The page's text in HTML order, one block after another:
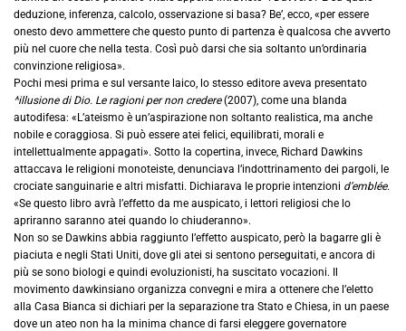
deduzione, inferenza, calcolo, osservazione si basa? Be’, ecco, «per essere
onesto devo ammettere che questo punto di partenza è qualcosa che avverto
più nel cuore che nella testa. Così può darsi che sia soltanto un’ordinaria
convinzione religiosa».
Pochi mesi prima e sul versante laico, lo stesso editore aveva presentato
^illusione di Dio. Le ragioni per non credere(2007), come una blanda
autodifesa: «L’ateismo è un’aspirazione non soltanto realistica, ma anche
nobile e coraggiosa. Si può essere atei felici, equilibrati, morali e
intellettualmente appagati». Sotto la copertina, invece, Richard Dawkins
attaccava le religioni monoteiste, denunciava l’indottrinamento dei pargoli, le
crociate sanguinarie e altri misfatti. Dichiarava le proprie intenzioni d’emblée.
«Se questo libro avrà l’effetto da me auspicato, i lettori religiosi che lo
apriranno saranno atei quando lo chiuderanno».
Non so se Dawkins abbia raggiunto l’effetto auspicato, però la bagarre gli è
piaciuta e negli Stati Uniti, dove gli atei si sentono perseguitati, e ancora di
più se sono biologi e quindi evoluzionisti, ha suscitato vocazioni. Il
movimento dawkinsiano organizza convegni e mira a ottenere che l’eletto
alla Casa Bianca si dichiari per la separazione tra Stato e Chiesa, in un paese
dove un ateo non ha la minima chance di farsi eleggere governatore